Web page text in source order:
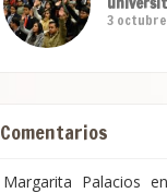
3
Comentarios
Margarita Palacios